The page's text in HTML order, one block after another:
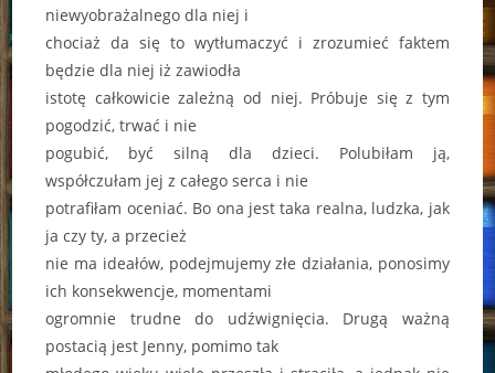
niewyobrażalnego dla niej i
chociaż da się to wytłumaczyć i zrozumieć faktem
będzie dla niej iż zawiodła
istotę całkowicie zależną od niej. Próbuje się z tym
pogodzić, trwać i nie
pogubić, być silną dla dzieci. Polubiłam ją,
współczułam jej z całego serca i nie
potrafiłam oceniać. Bo ona jest taka realna, ludzka, jak
ja czy ty, a przecież
nie ma ideałów, podejmujemy złe działania, ponosimy
ich konsekwencje, momentami
ogromnie trudne do udźwignięcia. Drugą ważną
postacią jest Jenny, pomimo tak